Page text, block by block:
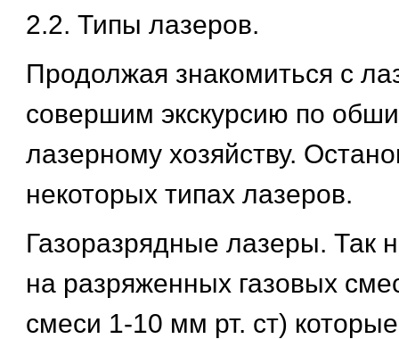
2.2. Типы лазеров.
Продолжая знакомиться с
совершим экскурсию по
лазерному хозяйству.
некоторых типах лазеров.
Газоразрядные лазеры. Так
на разряженных газовых
смеси 1-10 мм рт. ст)